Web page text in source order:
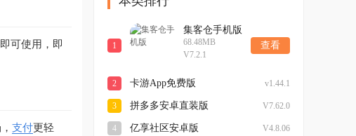
可使用，即
支付更轻
1
集客仓手机版
68.48MB
V7.2.1
查看
2 卡游App免费版 v1.44.1
3 拼多多安卓直装版 V7.62.0
4 亿享社区安卓版 V4.8.06